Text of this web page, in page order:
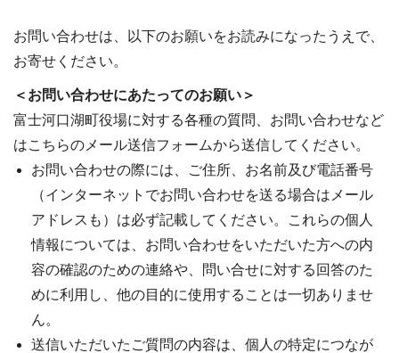
お問い合わせは、以下のお願いをお読みになったうえで、
お寄せください。
＜お問い合わせにあたってのお願い＞
富士河口湖町役場に対する各種の質問、お問い合わせなど
はこちらのメール送信フォームから送信してください。
お問い合わせの際には、ご住所、お名前及び電話番号
（インターネットでお問い合わせを送る場合はメール
アドレスも）は必ず記載してください。これらの個人
情報については、お問い合わせをいただいた方への内
容の確認のための連絡や、問い合せに対する回答のた
めに利用し、他の目的に使用することは一切ありませ
ん。
送信いただいたご質問の内容は、個人の特定につなが